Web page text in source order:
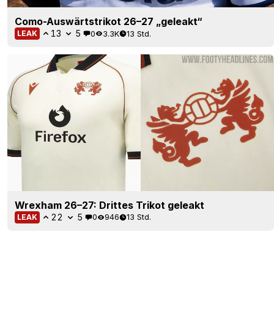
Como-Auswärtstrikot 26–27 „geleakt“
LEAK 13 5 0 3.3K 13 Std.
Wrexham 26–27: Drittes Trikot geleakt
LEAK 22 5 0 946 13 Std.